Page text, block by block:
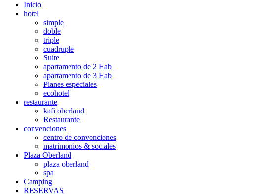
Inicio
hotel
simple
doble
triple
cuadruple
Suite
apartamento de 2 Hab
apartamento de 3 Hab
Planes especiales
ecohotel
restaurante
kafi oberland
Restaurante
convenciones
centro de convenciones
matrimonios & sociales
Plaza Oberland
plaza oberland
spa
Camping
RESERVAS